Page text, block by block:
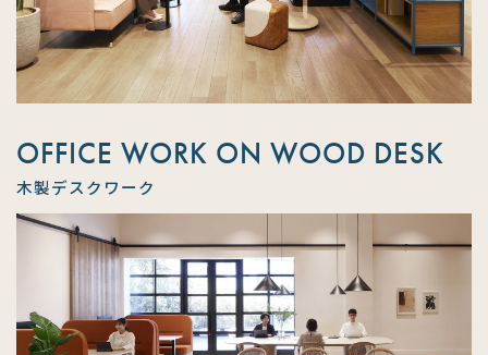
OFFICE WORK ON WOOD DESK
木製デスクワーク